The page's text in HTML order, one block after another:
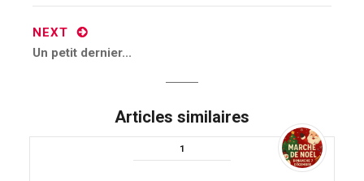
NEXT
Next
Un petit dernier...
Articles similaires